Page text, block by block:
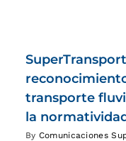
transporte
la
By Comunicaciones